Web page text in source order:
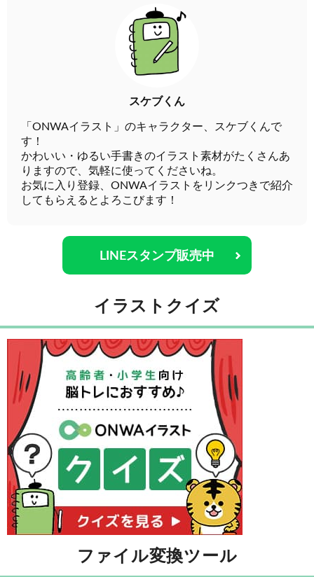
スケブくん
「ONWAイラスト」のキャラクター、スケブくんで
す！
かわいい・ゆるい手書きのイラスト素材がたくさんあ
りますので、気軽に使ってくださいね。
お気に入り登録、ONWAイラストをリンクつきで紹介
してもらえるとよろこびます！
LINEスタンプ販売中
イラストクイズ
ファイル変換ツール